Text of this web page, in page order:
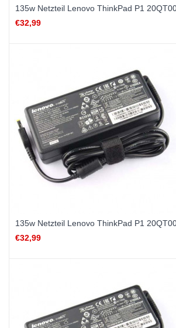
135w Netzteil Lenovo ThinkPad P1
€32,99
135w Netzteil Lenovo ThinkPad P1
€32,99